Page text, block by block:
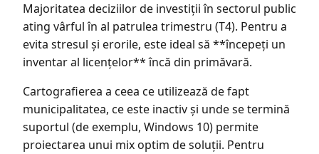
Majoritatea deciziilor de investiții în sectorul public
ating vârful în al patrulea trimestru (T4). Pentru a
evita stresul și erorile, este ideal să **începeți un
inventar al licențelor** încă din primăvară.
Cartografierea a ceea ce utilizează de fapt
municipalitatea, ce este inactiv și unde se termină
suportul (de exemplu, Windows 10) permite
proiectarea unui mix optim de soluții. Pentru